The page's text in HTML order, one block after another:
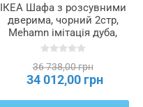
ІКЕА Шафа з розсувними
дверима, чорний 2стр,
Mehamn імітація дуба,
просоченого білою
SKYTTA / BOAXEL
БОАКСЕЛЬ, 895.231.14
36 738,00 грн
34 012,00 грн